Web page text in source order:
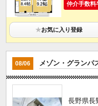
仲介手数料
★お気に入り登録
08/06 メゾン・グランパ
長野県長